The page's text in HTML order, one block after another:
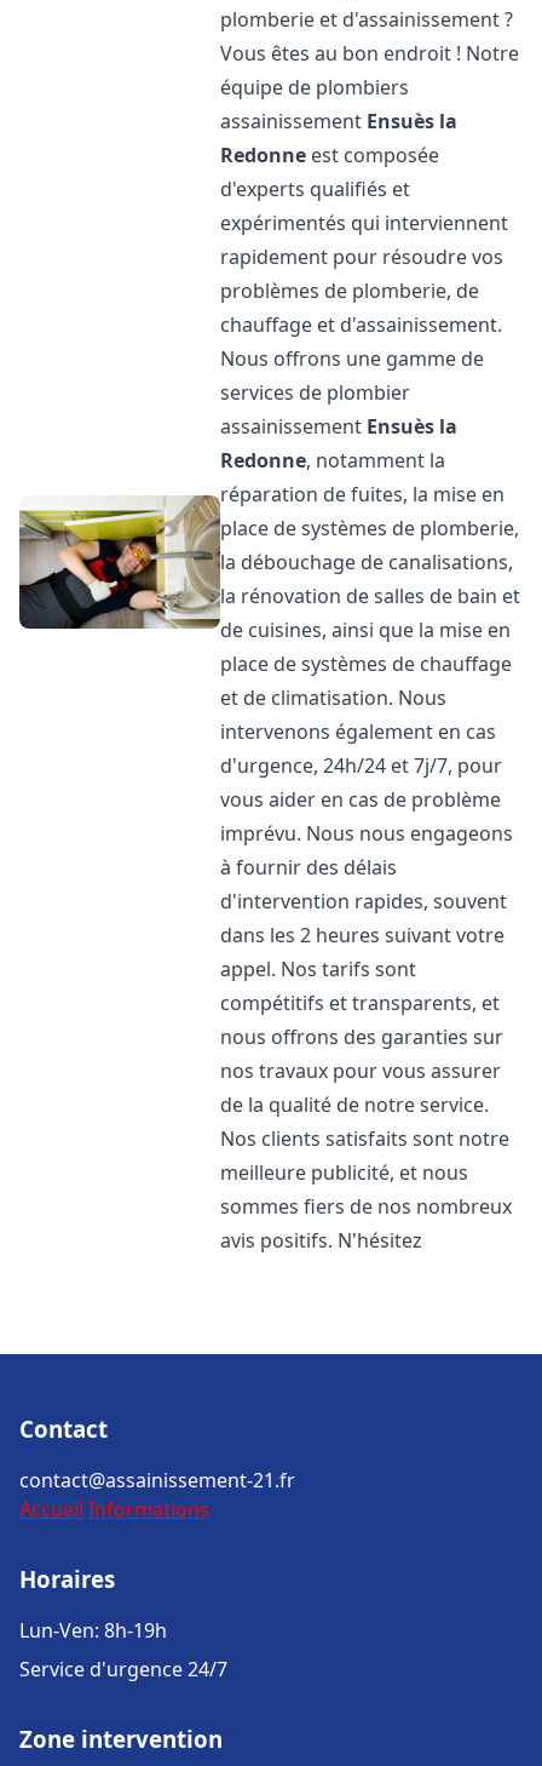
plomberie et d'assainissement ?
Vous êtes au bon endroit ! Notre
équipe de plombiers
assainissement Ensuès la
Redonne est composée
d'experts qualifiés et
expérimentés qui interviennent
rapidement pour résoudre vos
problèmes de plomberie, de
chauffage et d'assainissement.
Nous offrons une gamme de
services de plombier
assainissement Ensuès la
Redonne, notamment la
réparation de fuites, la mise en
place de systèmes de plomberie,
la débouchage de canalisations,
la rénovation de salles de bain et
de cuisines, ainsi que la mise en
place de systèmes de chauffage
et de climatisation. Nous
intervenons également en cas
d'urgence, 24h/24 et 7j/7, pour
vous aider en cas de problème
imprévu. Nous nous engageons
à fournir des délais
d'intervention rapides, souvent
dans les 2 heures suivant votre
appel. Nos tarifs sont
compétitifs et transparents, et
nous offrons des garanties sur
nos travaux pour vous assurer
de la qualité de notre service.
Nos clients satisfaits sont notre
meilleure publicité, et nous
sommes fiers de nos nombreux
avis positifs. N'hésitez
Contact
contact@assainissement-21.fr
Accueil Informations
Horaires
Lun-Ven: 8h-19h
Service d'urgence 24/7
Zone intervention